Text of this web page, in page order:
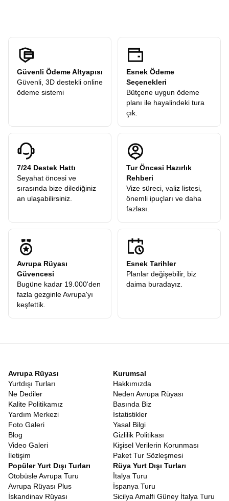
Güvenli Ödeme Altyapısı
Güvenli, 3D destekli online
ödeme sistemi
Esnek Ödeme
Seçenekleri
Bütçene uygun ödeme
planı ile hayalindeki tura
çık.
7/24 Destek Hattı
Seyahat öncesi ve
sırasında bize dilediğiniz
an ulaşabilirsiniz.
Tur Öncesi Hazırlık
Rehberi
Vize süreci, valiz listesi,
önemli ipuçları ve daha
fazlası.
Avrupa Rüyası
Güvencesi
Bugüne kadar 19.000'den
fazla gezginle Avrupa'yı
keşfettik.
Esnek Tarihler
Planlar değişebilir, biz
daima buradayız.
Avrupa Rüyası
Yurtdışı Turları
Ne Dediler
Kalite Politikamız
Yardım Merkezi
Foto Galeri
Blog
Video Galeri
İletişim
Kurumsal
Hakkımızda
Neden Avrupa Rüyası
Basında Biz
İstatistikler
Yasal Bilgi
Gizlilik Politikası
Kişisel Verilerin Korunması
Paket Tur Sözleşmesi
Popüler Yurt Dışı Turları
Otobüsle Avrupa Turu
Avrupa Rüyası Plus
İskandinav Rüyası
Rüya Yurt Dışı Turları
İtalya Turu
İspanya Turu
Sicilya Amalfi Güney İtalya Turu